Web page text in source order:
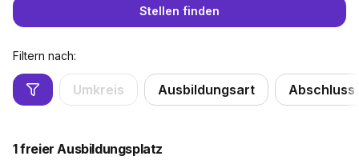
Stellen finden
Filtern nach:
Umkreis Ausbildungsart Abschluss
1freier Ausbildungsplatz